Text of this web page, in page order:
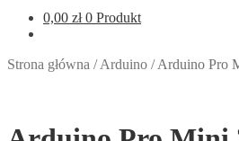
0,00 zł 0 Produkt
Strona główna /Arduino /Arduino Pro